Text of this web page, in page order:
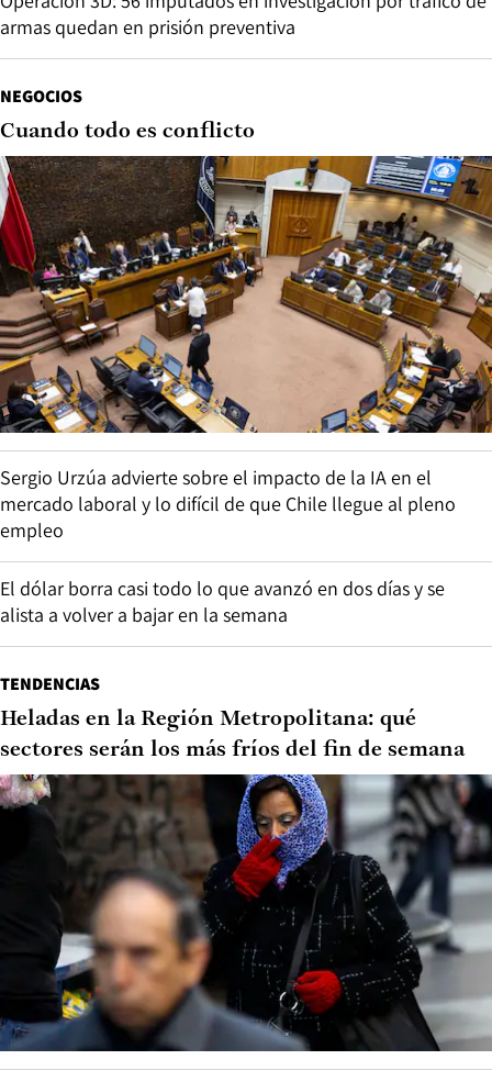
armas quedan en prisión preventiva
NEGOCIOS
Cuando todo es conflicto
Sergio Urzúa advierte sobre el impacto de la IA en el
mercado laboral y lo difícil de que Chile llegue al pleno
empleo
El dólar borra casi todo lo que avanzó en dos días y se
alista a volver a bajar en la semana
TENDENCIAS
Heladas en la Región Metropolitana: qué
sectores serán los más fríos del fin de semana